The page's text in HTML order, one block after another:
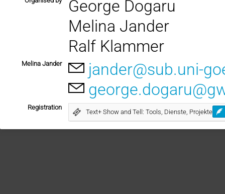
George Dogaru
Melina Jander
Ralf Klammer
Melina Jander
jander@sub.uni-
Registration
Text+ Show and Tell: Tools, Dienste, Projekte